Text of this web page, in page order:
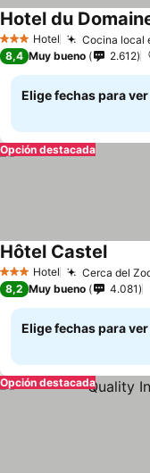
3 Estrellas
Hotel Cocina local
Hotel du
8,4 Muy bueno 2.612
Elige fechas para
Opción destacada
3 Estrellas
Hotel Cerca del
Hôtel Castel
8,2 Muy bueno 4.081
Elige fechas para
Opción destacada